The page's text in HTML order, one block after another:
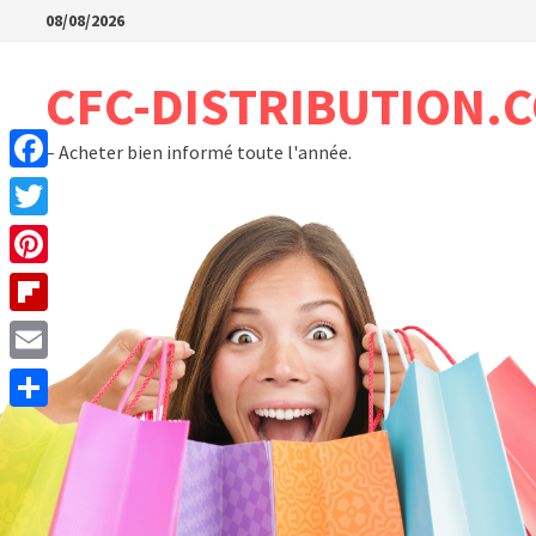
Passer08/08/2026
CFC-
– Acheter bien informé toute l'année.
Facebook
Twitter
Pinterest
Flipboard
Email
Partager